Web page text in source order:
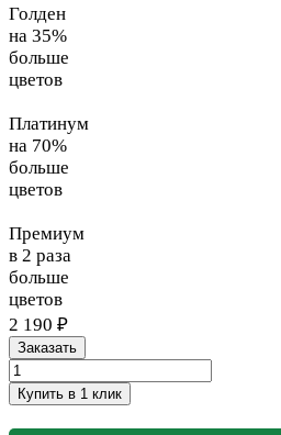
Голден
на 35%
больше
цветов
Платинум
на 70%
больше
цветов
Премиум
в 2 раза
больше
цветов
2 190 ₽
Заказать
Купить в 1 клик